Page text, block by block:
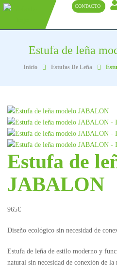
CONTACTO
Estufa de leña
Inicio Estufas De Leña
Estufa de
JABALON
965€
Diseño ecológico sin necesidad de
Estufa de leña de estilo moderno y
natural sin necesidad de conexión de